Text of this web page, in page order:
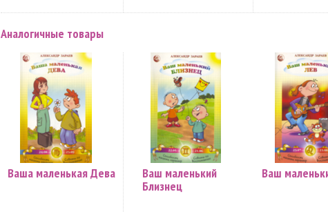
Аналогичные товары
Ваша маленькая Дева
Ваш маленький
Близнец
Ваш